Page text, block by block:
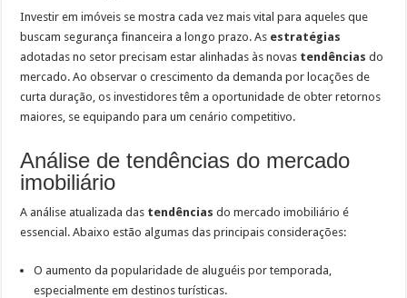
Investir em imóveis se mostra cada vez mais vital para aqueles que
buscam segurança financeira a longo prazo. As estratégias
adotadas no setor precisam estar alinhadas às novas tendências do
mercado. Ao observar o crescimento da demanda por locações de
curta duração, os investidores têm a oportunidade de obter retornos
maiores, se equipando para um cenário competitivo.
Análise de tendências do mercado
imobiliário
A análise atualizada das tendências do mercado imobiliário é
essencial. Abaixo estão algumas das principais considerações:
O aumento da popularidade de aluguéis por temporada,
especialmente em destinos turísticas.